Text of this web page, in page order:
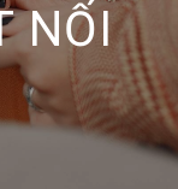
NỐI